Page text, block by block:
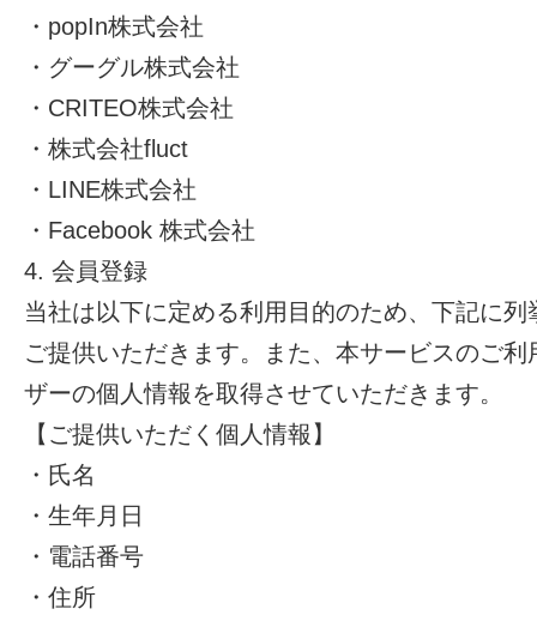
・popIn株式会社
・グーグル株式会社
・CRITEO株式会社
・株式会社fluct
・LINE株式会社
・Facebook 株式会社
4. 会員登録
当社は以下に定める利用目的のため、下記に
ご提供いただきます。また、本サービスのご
ザーの個人情報を取得させていただきます。
【ご提供いただく個人情報】
・氏名
・生年月日
・電話番号
・住所